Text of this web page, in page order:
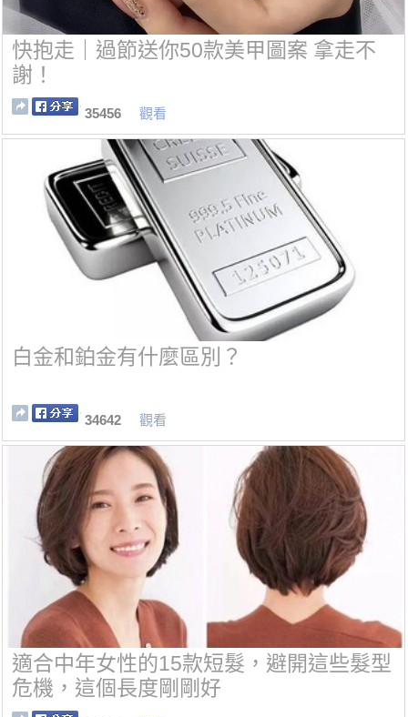
快抱走｜過節送你50款美甲圖案 拿走不
謝！
35456 觀看
白金和鉑金有什麼區別？
34642 觀看
適合中年女性的15款短髮，避開這些髮型
危機，這個長度剛剛好